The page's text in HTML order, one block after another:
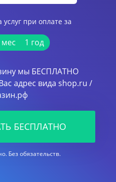
при оплате за
мес 1 год
мы БЕСПЛАТНО
адрес вида shop.ru /
БЕСПЛАТНО
Без обязательств.